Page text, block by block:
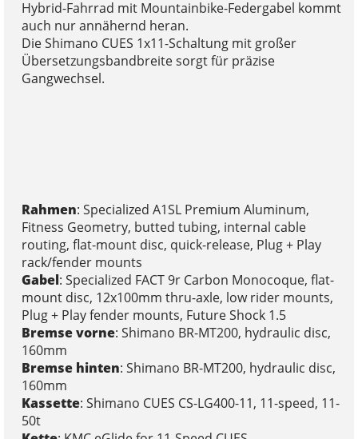
Hybrid-Fahrrad mit Mountainbike-Federgabel kommt
auch nur annähernd heran.
Die Shimano CUES 1x11-Schaltung mit großer
Übersetzungsbandbreite sorgt für präzise
Gangwechsel.
Rahmen: Specialized A1SL Premium Aluminum,
Fitness Geometry, butted tubing, internal cable
routing, flat-mount disc, quick-release, Plug + Play
rack/fender mounts
Gabel: Specialized FACT 9r Carbon Monocoque, flat-
mount disc, 12x100mm thru-axle, low rider mounts,
Plug + Play fender mounts, Future Shock 1.5
Bremse vorne: Shimano BR-MT200, hydraulic disc,
160mm
Bremse hinten: Shimano BR-MT200, hydraulic disc,
160mm
Kassette: Shimano CUES CS-LG400-11, 11-speed, 11-
50t